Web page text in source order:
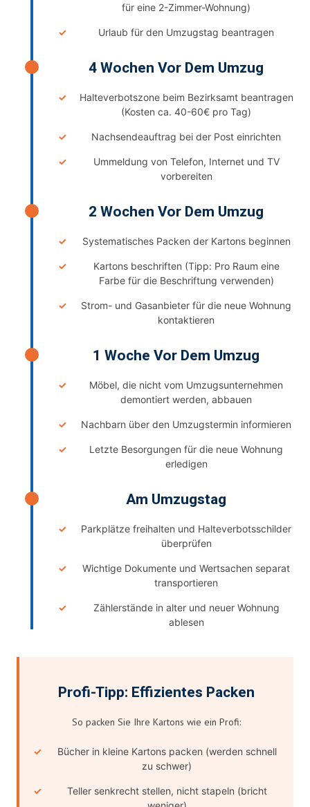
für eine 2-Zimmer-Wohnung)
Urlaub für den Umzugstag beantragen
4 Wochen Vor Dem Umzug
Halteverbotszone beim Bezirksamt beantragen
(Kosten ca. 40-60€ pro Tag)
Nachsendeauftrag bei der Post einrichten
Ummeldung von Telefon, Internet und TV
vorbereiten
2 Wochen Vor Dem Umzug
Systematisches Packen der Kartons beginnen
Kartons beschriften (Tipp: Pro Raum eine
Farbe für die Beschriftung verwenden)
Strom- und Gasanbieter für die neue Wohnung
kontaktieren
1 Woche Vor Dem Umzug
Möbel, die nicht vom Umzugsunternehmen
demontiert werden, abbauen
Nachbarn über den Umzugstermin informieren
Letzte Besorgungen für die neue Wohnung
erledigen
Am Umzugstag
Parkplätze freihalten und Halteverbotsschilder
überprüfen
Wichtige Dokumente und Wertsachen separat
transportieren
Zählerstände in alter und neuer Wohnung
ablesen
Profi-Tipp: Effizientes Packen
So packen Sie Ihre Kartons wie ein Profi:
Bücher in kleine Kartons packen (werden schnell
zu schwer)
Teller senkrecht stellen, nicht stapeln (bricht